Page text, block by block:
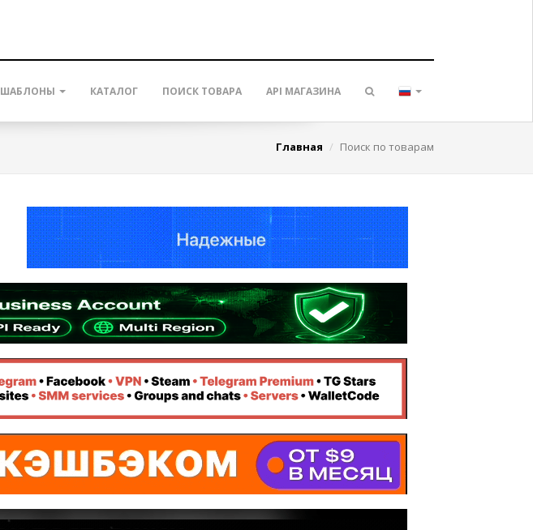
ШАБЛОНЫ КАТАЛОГ ПОИСК ТОВАРА API МАГАЗИНА
Главная Поиск по товарам